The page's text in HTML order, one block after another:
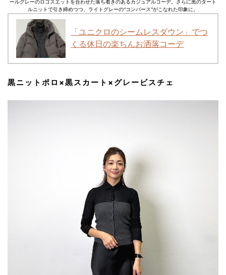
ールグレーのロゴスエットを合わせた落ち着きのあるカジュアルコーデ。さらに黒のタート
ルニットで引き締めつつ、ライトグレーの“コンバース”がこなれた印象に。
「ユニクロのシームレスダウン」でつ
くる休日の楽ちんお洒落コーデ
黒ニットポロ×黒スカート×グレービスチェ